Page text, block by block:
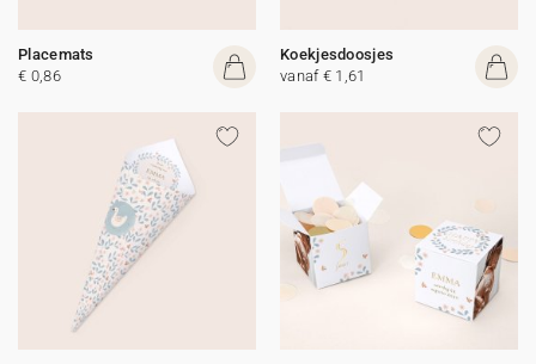
Placemats
€ 0,86
Koekjesdoosjes
vanaf € 1,61